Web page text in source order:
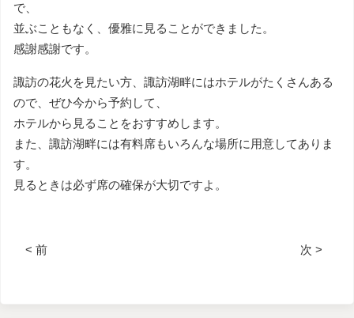
で、
並ぶこともなく、優雅に見ることができました。
感謝感謝です。
諏訪の花火を見たい方、諏訪湖畔にはホテルがたくさんある
ので、ぜひ今から予約して、
ホテルから見ることをおすすめします。
また、諏訪湖畔には有料席もいろんな場所に用意してありま
す。
見るときは必ず席の確保が大切ですよ。
< 前 次 >